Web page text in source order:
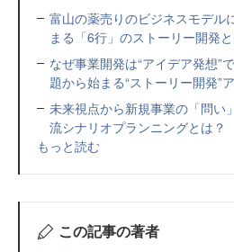
富山の薬売りのビジネスモデル
まる「6行」のストーリー開発
なぜ事業開発は“アイデア発想”
題から始まる“ストーリー開発”
未来視点から新規事業の「問い
流シナリオプランニングとは？
もっと読む
この記事の著者